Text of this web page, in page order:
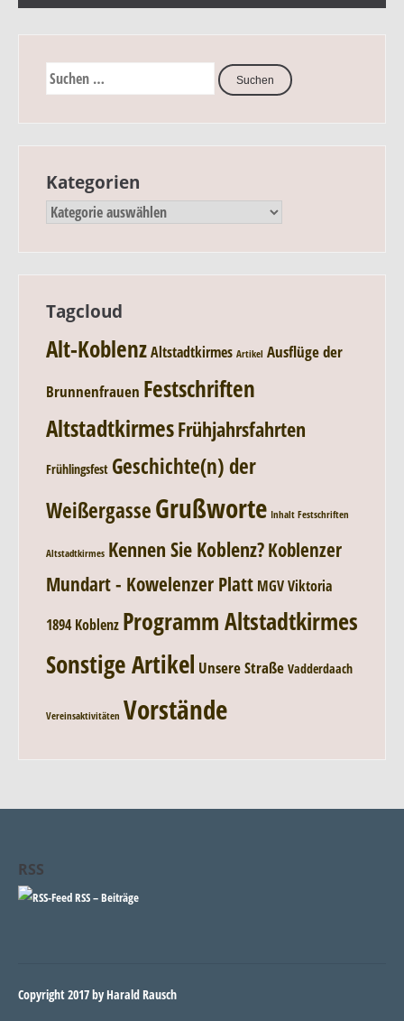
Kategorien
Tagcloud
Alt-KoblenzAltstadtkirmes Artikel Ausflüge der
Brunnenfrauen Festschriften
AltstadtkirmesFrühjahrsfahrten
Frühlingsfest Geschichte(n) der
WeißergasseGrußworte Inhalt Festschriften
Altstadtkirmes Kennen Sie Koblenz?Koblenzer
Mundart - Kowelenzer Platt MGV Viktoria
1894 Koblenz Programm Altstadtkirmes
Sonstige Artikel Unsere Straße Vadderdaach
Vereinsaktivitäten Vorstände
RSS
RSS – Beiträge
Copyright 2017 by Harald Rausch